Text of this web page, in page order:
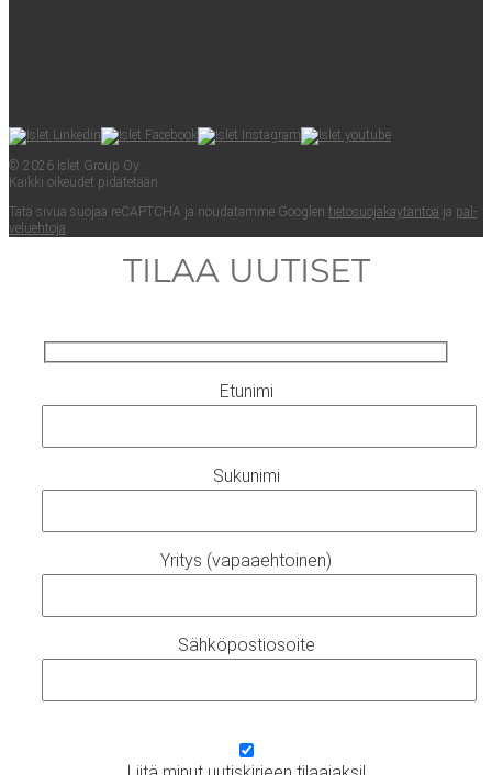
© 2026 Islet Group Oy
Kaik­ki oikeu­det pidätetään.
Tätä sivua suo­jaa reCAPTC­HA ja nou­da­tam­me Googlen tie­to­suo­ja­käy­tän­töä ja pal­
ve­lueh­to­ja.
TILAA UUTISET
Etunimi
Sukunimi
Yritys (vapaaehtoinen)
Sähköpostiosoite